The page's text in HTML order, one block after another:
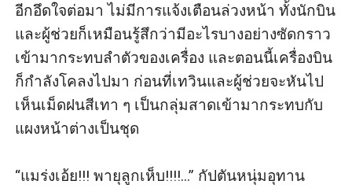
อีกอึดใจต่อมา ไม่มีการแจ้งเตือนล่วงหน้า ทั้งนักบิน
และผู้ช่วยก็เหมือนรู้สึกว่ามีอะไรบางอย่างซัดกราว
เข้ามากระทบลำตัวของเครื่อง และตอนนี้เครื่องบิน
ก็กำลังโคลงไปมา ก่อนที่เทวินและผู้ช่วยจะหันไป
เห็นเม็ดฝนสีเทา ๆ เป็นกลุ่มสาดเข้ามากระทบกับ
แผงหน้าต่างเป็นชุด
“แมร่งเอ้ย!!! พายุลูกเห็บ!!!!...” กัปตันหนุ่มอุทาน